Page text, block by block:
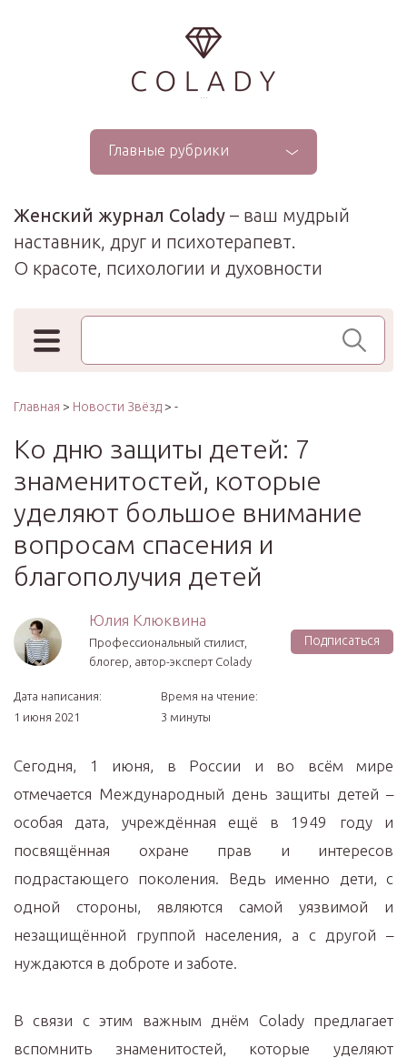
...
Главные рубрики
Женский журнал Colady – ваш мудрый
наставник, друг и психотерапевт.
О красоте, психологии и духовности
Поиск по сайту
Главная > Новости Звёзд> -
Ко дню защиты детей: 7
знаменитостей, которые
уделяют большое внимание
вопросам спасения и
благополучия детей
Юлия Клюквина
Профессиональный стилист,
блогер, автор-эксперт Colady
Подписаться
Дата написания:
1 июня 2021
Время на чтение:
3 минуты
Сегодня, 1 июня, в России и во всём мире
отмечается Международный день защиты детей –
особая дата, учреждённая ещё в 1949 году и
посвящённая охране прав и интересов
подрастающего поколения. Ведь именно дети, с
одной стороны, являются самой уязвимой и
незащищённой группой населения, а с другой –
нуждаются в доброте и заботе.
В связи с этим важным днём Colady предлагает
вспомнить знаменитостей, которые уделяют